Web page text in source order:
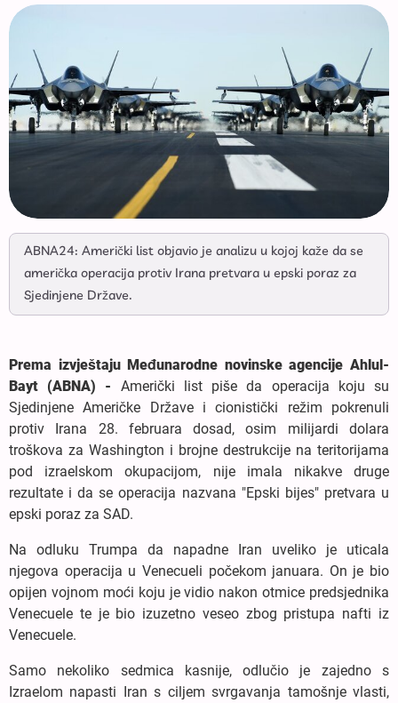
ABNA24: Američki list objavio je analizu u kojoj kaže da se
američka operacija protiv Irana pretvara u epski poraz za
Sjedinjene Države.
Prema izvještaju Međunarodne novinske agencije Ahlul-
Bayt (ABNA) - Američki list piše da operacija koju su
Sjedinjene Američke Države i cionistički režim pokrenuli
protiv Irana 28. februara dosad, osim milijardi dolara
troškova za Washington i brojne destrukcije na teritorijama
pod izraelskom okupacijom, nije imala nikakve druge
rezultate i da se operacija nazvana "Epski bijes" pretvara u
epski poraz za SAD.
Na odluku Trumpa da napadne Iran uveliko je uticala
njegova operacija u Venecueli počekom januara. On je bio
opijen vojnom moći koju je vidio nakon otmice predsjednika
Venecuele te je bio izuzetno veseo zbog pristupa nafti iz
Venecuele.
Samo nekoliko sedmica kasnije, odlučio je zajedno s
Izraelom napasti Iran s ciljem svrgavanja tamošnje vlasti,